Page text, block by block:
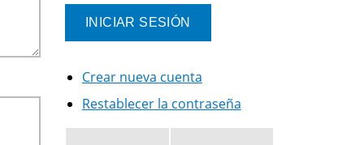
Crear nueva cuenta
Restablecer la contraseña